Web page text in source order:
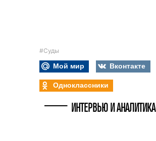
#Суды
Мой мир
Вконтакте
Одноклассники
ИНТЕРВЬЮ И АНАЛИТИКА